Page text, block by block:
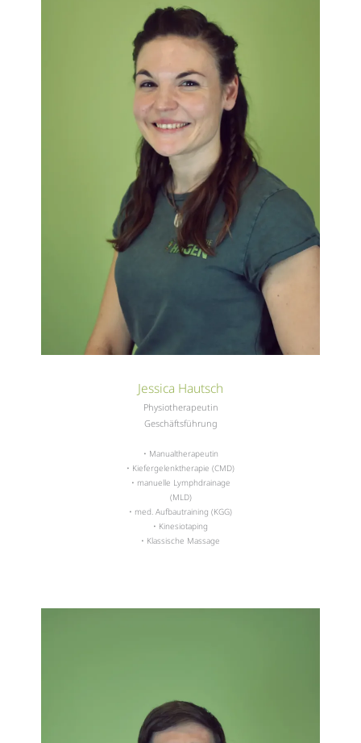
Jessica Hautsch
Physiotherapeutin
Geschäftsführung
• Manualtherapeutin
• Kiefergelenktherapie (CMD)
• manuelle Lymphdrainage
(MLD)
• med. Aufbautraining (KGG)
• Kinesiotaping
• Klassische Massage